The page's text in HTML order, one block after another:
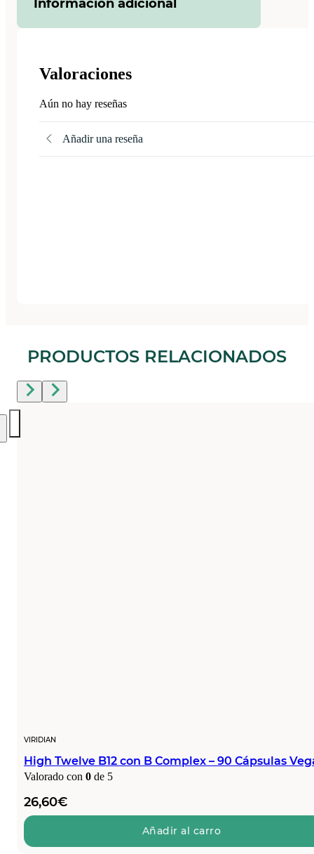
Información adicional
Valoraciones
Aún no hay reseñas
Añadir una reseña
PRODUCTOS RELACIONADOS
VIRIDIAN
High Twelve B12 con B Complex – 90 Cápsulas
Valorado con 0 de 5
26,60€
Añadir al carro